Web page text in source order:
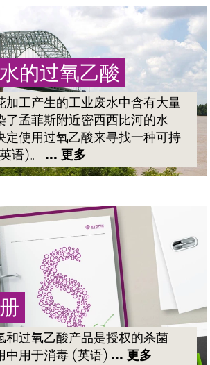
的过氧乙酸
加工产生的工业废水中含有大量
了孟菲斯附近密西西比河的水
定使用过氧乙酸来寻找一种可持
语)。
... 更多
和过氧乙酸产品是授权的杀菌
中用于消毒 (英语) ... 更多